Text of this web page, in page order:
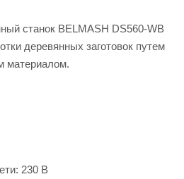
станок BELMASH DS560-WB
деревянных заготовок путем
материалом.
230 В